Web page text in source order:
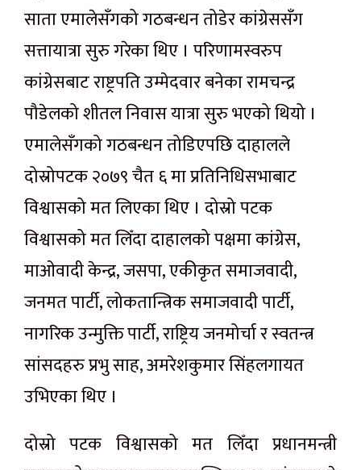
साता एमालेसँगको गठबन्धन तोडेर कांग्रेससँग
सत्तायात्रा सुरु गरेका थिए । परिणामस्वरुप
कांग्रेसबाट राष्ट्रपति उम्मेदवार बनेका रामचन्द्र
पौडेलको शीतल निवास यात्रा सुरु भएको थियो ।
एमालेसँगको गठबन्धन तोडिएपछि दाहालले
दोस्रोपटक २०७९ चैत ६ मा प्रतिनिधिसभाबाट
विश्वासको मत लिएका थिए । दोस्रो पटक
विश्वासको मत लिँदा दाहालको पक्षमा कांग्रेस,
माओवादी केन्द्र, जसपा, एकीकृत समाजवादी,
जनमत पार्टी, लोकतान्त्रिक समाजवादी पार्टी,
नागरिक उन्मुक्ति पार्टी, राष्ट्रिय जनमोर्चा र स्वतन्त्र
सांसदहरु प्रभु साह, अमरेशकुमार सिंहलगायत
उभिएका थिए ।
दोस्रो पटक विश्वासको मत लिँदा प्रधानमन्त्री